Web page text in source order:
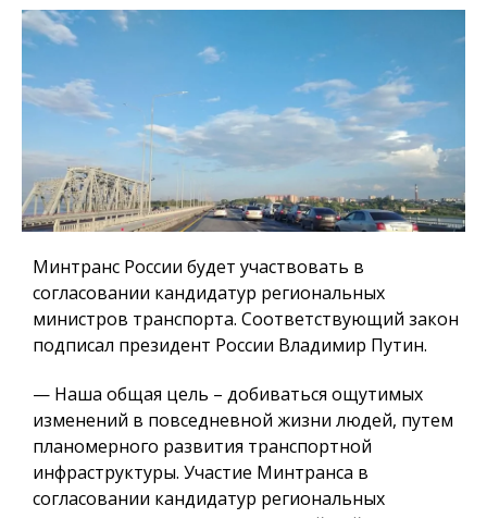
Минтранс России будет участвовать в
согласовании кандидатур региональных
министров транспорта. Соответствующий закон
подписал президент России Владимир Путин.
— Наша общая цель – добиваться ощутимых
изменений в повседневной жизни людей, путем
планомерного развития транспортной
инфраструктуры. Участие Минтранса в
согласовании кандидатур региональных